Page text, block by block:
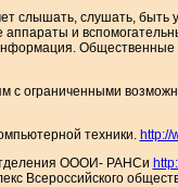
слышать, слушать,
и
с ограниченными
техники. http://
ОООИ- РАНСи
Всероссийского